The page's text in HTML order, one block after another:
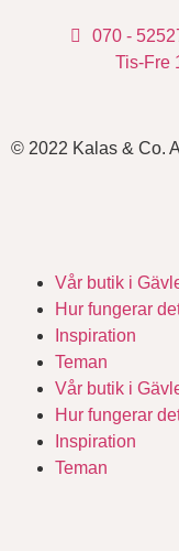
070 -
Tis-Fre
© 2022 Kalas & Co.
Vår butik i
Hur fungerar
Inspiration
Teman
Vår butik i
Hur fungerar
Inspiration
Teman